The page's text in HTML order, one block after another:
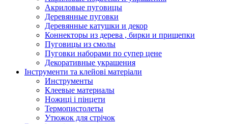
Акриловые пуговицы
Деревянные пуговки
Деревянные катушки и декор
Коннекторы из дерева , бирки и прищепки
Пуговицы из смолы
Пуговки наборами по супер цене
Декоративные украшения
Інструменти та клейові матеріали
Инструменты
Клеевые материалы
Ножиці і пінцети
Термопистолеты
Утюжок для стрічок